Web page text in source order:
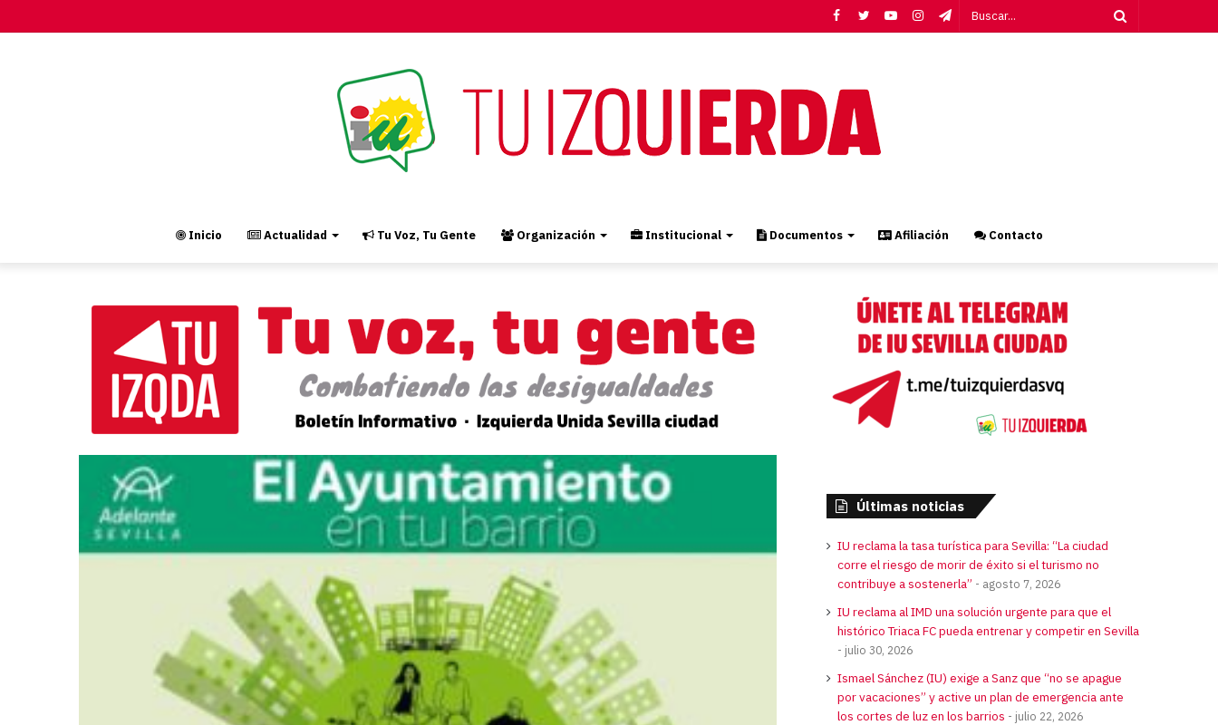
Telegram
Instagram
YouTube
Twitter
Facebook
Inicio Actualidad Tu Voz, Tu Gente Organización Institucional Documentos Afiliación Contacto
Últimas noticias
IU reclama la tasa turística para Sevilla: “La ciudad
corre el riesgo de morir de éxito si el turismo no
contribuye a sostenerla”
agosto 7, 2026
IU reclama al IMD una solución urgente para que el
histórico Triaca FC pueda entrenar y competir en Sevilla
julio 30, 2026
Ismael Sánchez (IU) exige a Sanz que “no se apague
por vacaciones” y active un plan de emergencia ante
los cortes de luz en los barrios
julio 22, 2026